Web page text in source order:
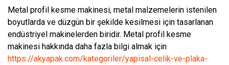
Metal profil kesme makinesi, metal malzemelerin istenilen
boyutlarda ve düzgün bir şekilde kesilmesi için tasarlanan
endüstriyel makinelerden biridir. Metal profil kesme
makinesi hakkında daha fazla bilgi almak için
https://akyapak.com/kategoriler/yapisal-celik-ve-plaka-